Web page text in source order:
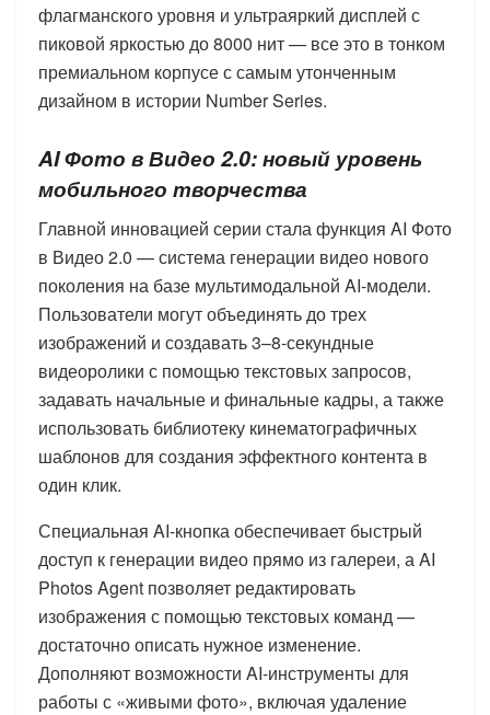
флагманского уровня и ультраяркий дисплей с
пиковой яркостью до 8000 нит — все это в тонком
премиальном корпусе с самым утонченным
дизайном в истории Number Series.
AIФото в Видео 2.0: новый уровень
мобильного творчества
Главной инновацией серии стала функция AI Фото
в Видео 2.0 — система генерации видео нового
поколения на базе мультимодальной AI-модели.
Пользователи могут объединять до трех
изображений и создавать 3–8-секундные
видеоролики с помощью текстовых запросов,
задавать начальные и финальные кадры, а также
использовать библиотеку кинематографичных
шаблонов для создания эффектного контента в
один клик.
Специальная AI-кнопка обеспечивает быстрый
доступ к генерации видео прямо из галереи, а AI
Photos Agent позволяет редактировать
изображения с помощью текстовых команд —
достаточно описать нужное изменение.
Дополняют возможности AI-инструменты для
работы с «живыми фото», включая удаление